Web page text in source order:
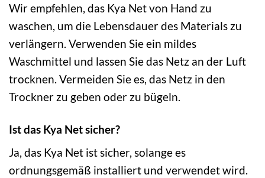
Wir empfehlen, das Kya Net von Hand zu
waschen, um die Lebensdauer des Materials zu
verlängern. Verwenden Sie ein mildes
Waschmittel und lassen Sie das Netz an der Luft
trocknen. Vermeiden Sie es, das Netz in den
Trockner zu geben oder zu bügeln.
Ist das Kya Net sicher?
Ja, das Kya Net ist sicher, solange es
ordnungsgemäß installiert und verwendet wird.